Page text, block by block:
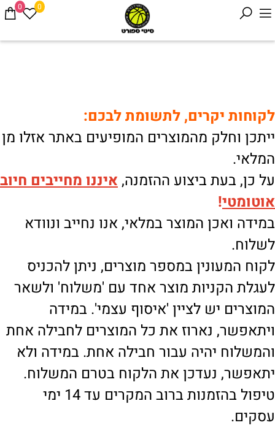
0 0
לקוחות יקרים, לתשומת לבכם:
ייתכן וחלק מהמוצרים המופיעים באתר אזלו מן
המלאי.
על כן, בעת ביצוע ההזמנה, איננו מחייבים חיוב
אוטומטי!
במידה ואכן המוצר במלאי, אנו נחייב ונוודא
לשלוח.
לקוח המעונין במספר מוצרים, ניתן להכניס
לעגלת הקניות מוצר אחד עם 'משלוח' ולשאר
המוצרים יש לציין 'איסוף עצמי'. במידה
ויתאפשר, נארוז את כל המוצרים לחבילה אחת
והמשלוח יהיה עבור חבילה אחת. במידה ולא
יתאפשר, נעדכן את הלקוח בטרם המשלוח.
טיפול בהזמנות ברוב המקרים עד 14 ימי
עסקים.